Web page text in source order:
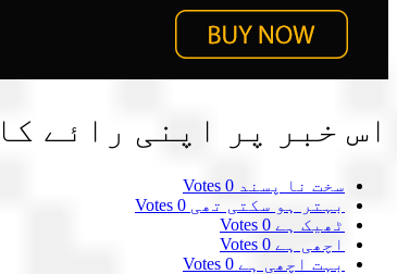
اس خبر پر اپنی رائے
سخت نا پسند 0 Votes
بہتر ہو سکتی تھی 0 Votes
ٹھیک ہے 0 Votes
اچھی ہے 0 Votes
بہت اچھی ہے 0 Votes